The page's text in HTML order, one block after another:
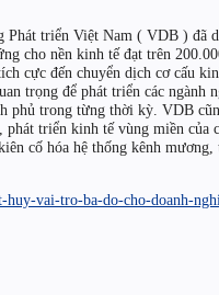
Phát triển Việt Nam ( VDB ) đã
cho nền kinh tế đạt trên
cực đến chuyển dịch cơ cấu
trọng để phát triển các ngành
phủ trong từng thời kỳ. VDB
triển kinh tế vùng miền của
cố hóa hệ thống kênh
vai-tro-ba-do-cho-doanh-